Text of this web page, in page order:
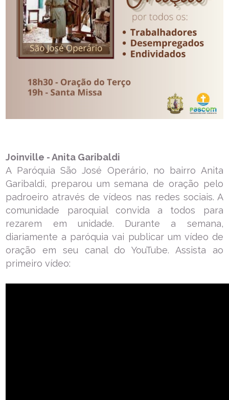
Joinville - Anita Garibaldi
A Paróquia São José Operário, no bairro Anita
Garibaldi, preparou um semana de oração pelo
padroeiro através de vídeos nas redes sociais. A
comunidade paroquial convida a todos para
rezarem em unidade. Durante a semana,
diariamente a paróquia vai publicar um vídeo de
oração em seu canal do YouTube. Assista ao
primeiro vídeo: